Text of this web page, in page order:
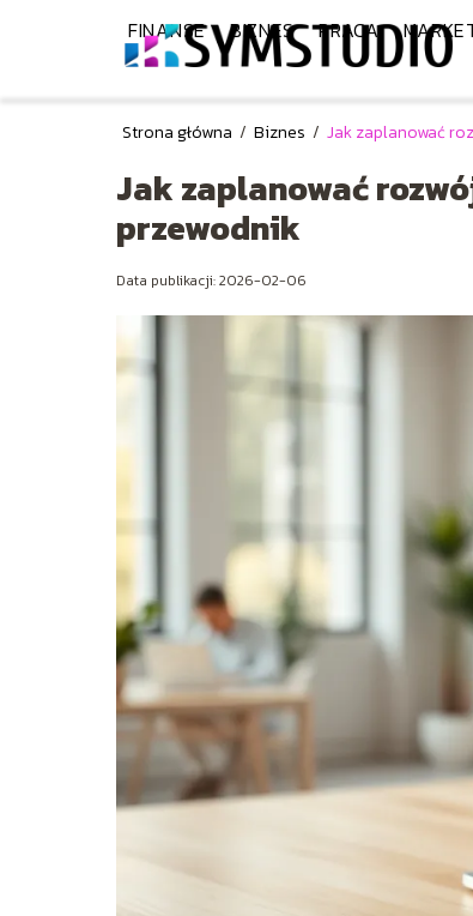
FINANSE BIZNES PRACA
Strona główna / Biznes / Jak zaplanować
Jak zaplanować
przewodnik
Data publikacji: 2026-02-06